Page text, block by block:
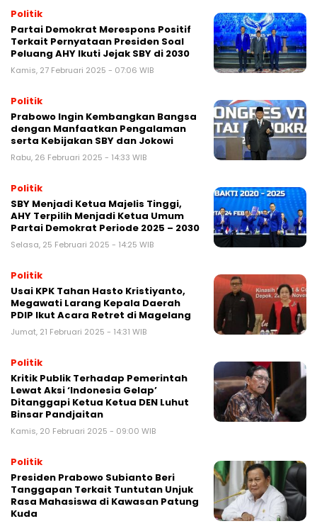
Politik
Partai Demokrat Merespons Positif
Terkait Pernyataan Presiden Soal
Peluang AHY Ikuti Jejak SBY di 2030
Kamis, 27 Februari 2025 - 07:06 WIB
Politik
Prabowo Ingin Kembangkan Bangsa
dengan Manfaatkan Pengalaman
serta Kebijakan SBY dan Jokowi
Rabu, 26 Februari 2025 - 14:33 WIB
Politik
SBY Menjadi Ketua Majelis Tinggi,
AHY Terpilih Menjadi Ketua Umum
Partai Demokrat Periode 2025 – 2030
Selasa, 25 Februari 2025 - 14:25 WIB
Politik
Usai KPK Tahan Hasto Kristiyanto,
Megawati Larang Kepala Daerah
PDIP Ikut Acara Retret di Magelang
Jumat, 21 Februari 2025 - 14:31 WIB
Politik
Kritik Publik Terhadap Pemerintah
Lewat Aksi ‘Indonesia Gelap’
Ditanggapi Ketua Ketua DEN Luhut
Binsar Pandjaitan
Kamis, 20 Februari 2025 - 09:00 WIB
Politik
Presiden Prabowo Subianto Beri
Tanggapan Terkait Tuntutan Unjuk
Rasa Mahasiswa di Kawasan Patung
Kuda